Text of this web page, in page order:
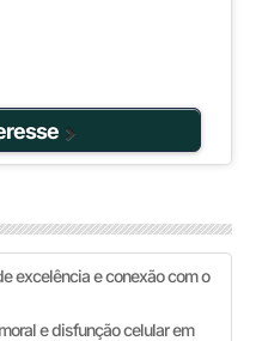
excelência e conexão com o
e disfunção celular em